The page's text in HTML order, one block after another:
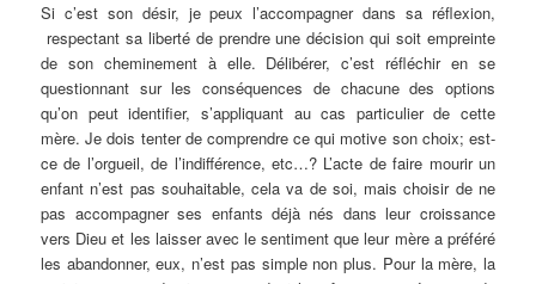
Si c’est son désir, je peux l’accompagner dans sa réflexion,
respectant sa liberté de prendre une décision qui soit empreinte
de son cheminement à elle. Délibérer, c’est réfléchir en se
questionnant sur les conséquences de chacune des options
qu’on peut identifier, s’appliquant au cas particulier de cette
mère. Je dois tenter de comprendre ce qui motive son choix; est-
ce de l’orgueil, de l’indifférence, etc…? L’acte de faire mourir un
enfant n’est pas souhaitable, cela va de soi, mais choisir de ne
pas accompagner ses enfants déjà nés dans leur croissance
vers Dieu et les laisser avec le sentiment que leur mère a préféré
les abandonner, eux, n’est pas simple non plus. Pour la mère, la